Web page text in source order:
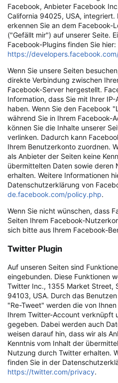
Facebook, Anbieter Facebook
California 94025, USA, integriert.
erkennen Sie an dem Facebook-
("Gefällt mir") auf unserer Seite.
Facebook-Plugins finden Sie hier:
https://
Wenn Sie unsere Seiten
direkte Verbindung zwischen
Facebook-Server hergestellt.
Information, dass Sie mit Ihrer
haben. Wenn Sie den Facebook
während Sie in Ihrem Facebook-
können Sie die Inhalte unserer
verlinken. Dadurch kann
Ihrem Benutzerkonto zuordnen.
als Anbieter der Seiten keine
übermittelten Daten sowie deren
erhalten. Weitere Informationen
Datenschutzerklärung von
de.facebook.com/policy.php.
Wenn Sie nicht wünschen, dass
Seiten Ihrem Facebook-
sich bitte aus Ihrem Facebook-
Twitter Plugin
Auf unseren Seiten sind
eingebunden. Diese Funktionen
Twitter Inc., 1355 Market Street,
94103, USA. Durch das
"Re-Tweet" werden die von
Ihrem Twitter-Account verknüpft
gegeben. Dabei werden auch
weisen darauf hin, dass wir als
Kenntnis vom Inhalt der
Nutzung durch Twitter erhalten.
finden Sie in der
https://twitter.com/privacy.